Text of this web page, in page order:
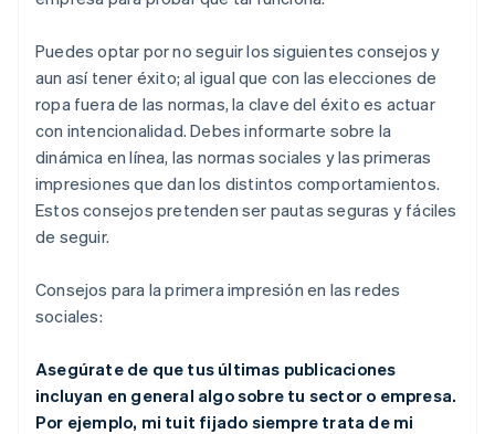
Puedes optar por no seguir los siguientes consejos y
aun así tener éxito; al igual que con las elecciones de
ropa fuera de las normas, la clave del éxito es actuar
con intencionalidad. Debes informarte sobre la
dinámica en línea, las normas sociales y las primeras
impresiones que dan los distintos comportamientos.
Estos consejos pretenden ser pautas seguras y fáciles
de seguir.
Consejos para la primera impresión en las redes
sociales:
Asegúrate de que tus últimas publicaciones
incluyan en general algo sobre tu sector o empresa.
Por ejemplo, mi tuit fijado siempre trata de mi